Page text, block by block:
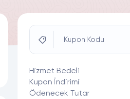
Kupon Kodu
Hizmet Bedeli
Kupon İndirimi
Ödenecek Tutar